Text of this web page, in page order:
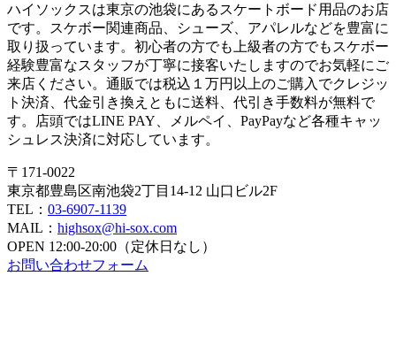
ハイソックスは東京の池袋にあるスケートボード用品のお店
です。スケボー関連商品、シューズ、アパレルなどを豊富に
取り扱っています。初心者の方でも上級者の方でもスケボー
経験豊富なスタッフが丁寧に接客いたしますのでお気軽にご
来店ください。通販では税込１万円以上のご購入でクレジッ
ト決済、代金引き換えともに送料、代引き手数料が無料で
す。店頭ではLINE PAY、メルペイ、PayPayなど各種キャッ
シュレス決済に対応しています。
〒171-0022
東京都豊島区南池袋2丁目14-12 山口ビル2F
TEL： 03-6907-1139
MAIL： highsox@hi-sox.com
OPEN 12:00-20:00（定休日なし）
お問い合わせフォーム